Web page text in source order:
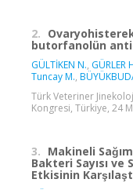
2.
butorfanolün
GÜLTİKEN N., GÜRLER
Tuncay M.,
Türk Veteriner
Kongresi, Türkiye, 24
3. Makineli
Bakteri Sayısı ve
Etkisinin